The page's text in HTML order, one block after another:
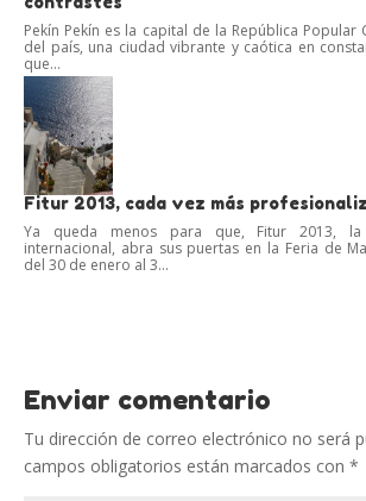
Pekín Pekín es la capital de la República Popular
del país, una ciudad vibrante y caótica en
que...
Fitur 2013, cada vez más
Ya queda menos para que, Fitur 2013,
internacional, abra sus puertas en la Feria de
del 30 de enero al 3...
Enviar comentario
Tu dirección de correo electrónico no será
campos obligatorios están marcados con *